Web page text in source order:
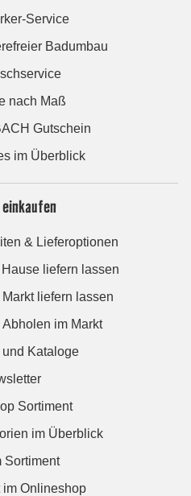
Service
Badumbau
nach Maß
Gutschein
im Überblick
& Lieferoptionen
liefern lassen
liefern lassen
im Markt
und Kataloge
Sortiment
im Überblick
Sortiment
im Onlineshop